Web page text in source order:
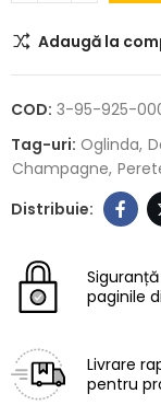
Adaugă la
COD: 3-95-925-
Tag-uri: Oglinda
Champagne
paginile
Livrare
pentru